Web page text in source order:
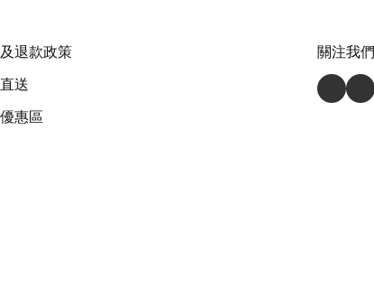
退款政策
送
惠區
關注我們